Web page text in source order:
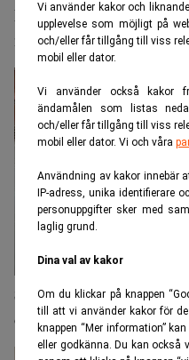
Vi använder kakor och
upplevelse som möjligt på
och/eller får tillgång till viss
mobil eller dator.
Vi använder också kakor
ändamålen som listas
och/eller får tillgång till viss
mobil eller dator. Vi och våra
Användning av kakor innebär
IP-adress, unika identifierare
personuppgifter sker med
laglig grund.
Dina val av kakor
Om du klickar på knappen
till att vi använder kakor för
knappen “Mer information”
eller godkänna. Du kan också
Roschier är Årets
resultat”
Så blev han Sveriges
dialog med investerare”